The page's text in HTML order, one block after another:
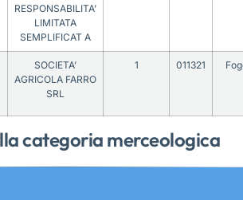
categoria merceologica
RESPONSABILITA’
LIMITATA
SEMPLIFICAT A
SOCIETA’
AGRICOLA FARRO
SRL
1 011321